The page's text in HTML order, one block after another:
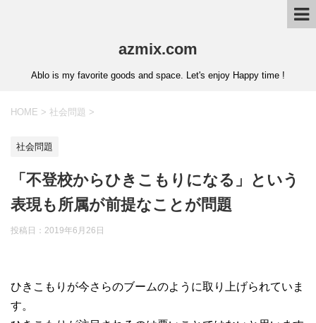
azmix.com
Ablo is my favorite goods and space. Let's enjoy Happy time !
HOME > 社会問題 >
社会問題
「不登校からひきこもりになる」という
表現も所属が前提なことが問題
投稿日： 2019年6月26日
ひきこもりが今さらのブームのように取り上げられていま
す。